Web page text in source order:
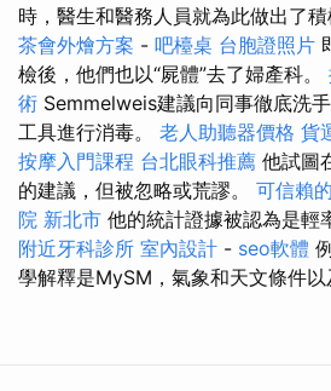
時，醫生和醫務人員就為此做出了
茶會外燴方案 - 吧檯桌 台胞證照片
檢後，他們也以“屍體”去了婦產科。
術 Semmelweis建議向同事徹底洗
工具進行消毒。 老人助聽器價格 貨
按摩入門課程 台北眼科推薦 他試圖
的建議，但被忽略或荒謬。 可信賴
院 新北市 他的統計證據被認為是輕
附近牙科診所 室內設計 - seo軟體
學解釋是MySM，氣象和天文條件以